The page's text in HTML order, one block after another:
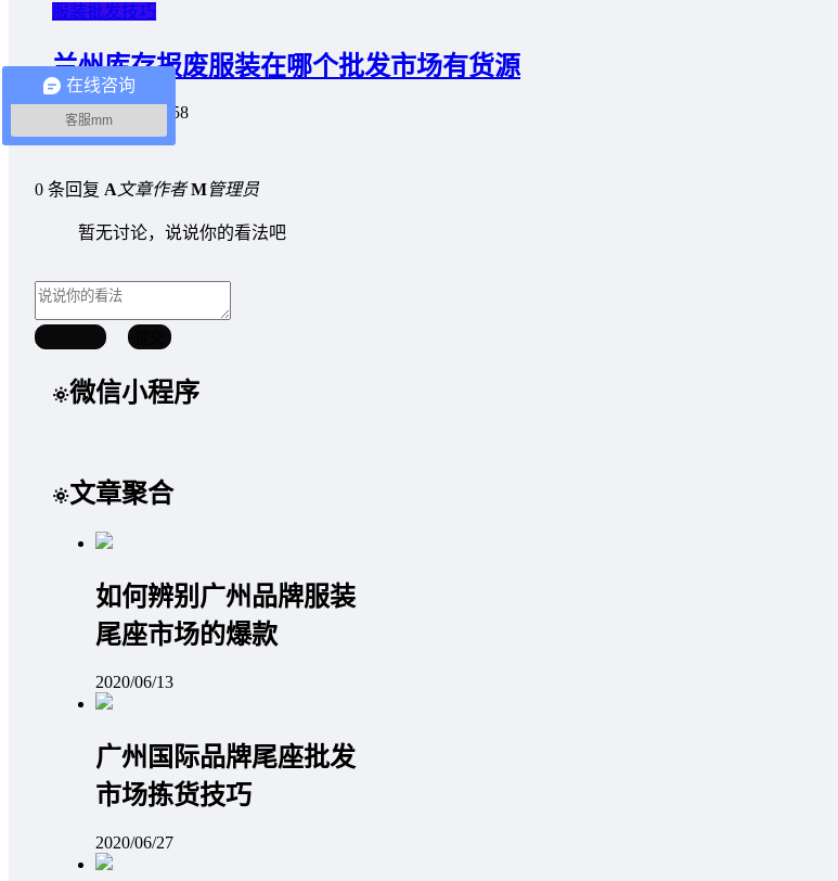
服装批发技巧
兰州库存报废服装在哪个批发市场有货源
2020-8-12 23:08:58
0 条回复 A文章作者 M管理员
暂无讨论，说说你的看法吧
微信小程序
文章聚合
如何辨别广州品牌服装
尾座市场的爆款
2020/06/13
广州国际品牌尾座批发
市场拣货技巧
2020/06/27
在线咨询
客服mm